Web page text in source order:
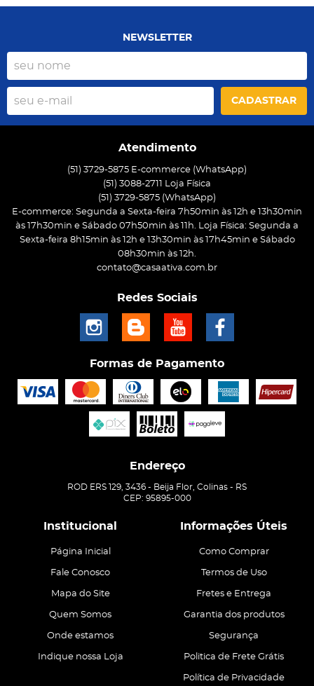
NEWSLETTER
CADASTRAR
Atendimento
(51) 3729-5875 E-commerce (WhatsApp)
(51) 3088-2711 Loja Física
(51) 3729-5875 (WhatsApp)
E-commerce: Segunda a Sexta-feira 7h50min às 12h e 13h30min
às 17h30min e Sábado 07h50min às 11h. Loja Física: Segunda a
Sexta-feira 8h15min às 12h e 13h30min às 17h45min e Sábado
08h30min às 12h.
contato@casaativa.com.br
Redes Sociais
Formas de Pagamento
Endereço
ROD ERS 129, 3436 - Beija Flor, Colinas - RS
CEP: 95895-000
Institucional
Página Inicial
Fale Conosco
Mapa do Site
Quem Somos
Onde estamos
Indique nossa Loja
Informações Úteis
Como Comprar
Termos de Uso
Fretes e Entrega
Garantia dos produtos
Segurança
Politica de Frete Grátis
Política de Privacidade